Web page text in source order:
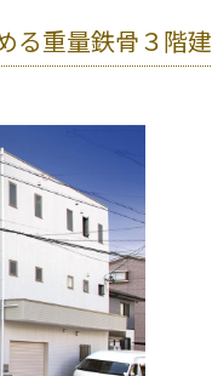
る重量鉄骨３階